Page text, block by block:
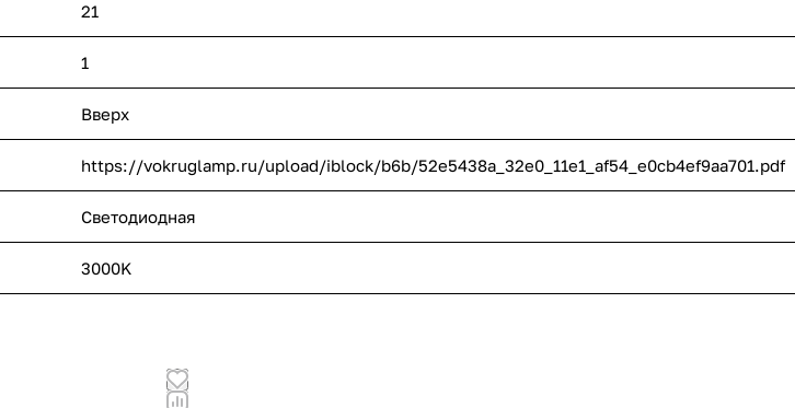
21
1
Вверх
https://vokruglamp.ru/upload/iblock/b6b/52e5438a_32e0_11e1_af54_e0cb4ef9aa701.pdf
Светодиодная
3000K